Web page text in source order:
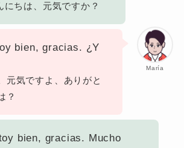
にちは、元気ですか？
María
bien, gracias. ¿Y
元気ですよ、ありがと
？
bien, gracias. Mucho